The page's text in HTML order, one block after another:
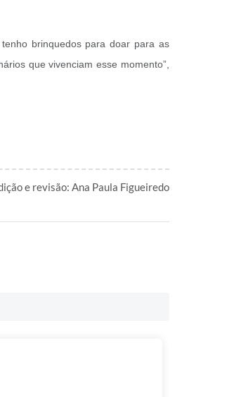
brinquedos para doar para as
que vivenciam esse momento”,
e revisão: Ana Paula Figueiredo